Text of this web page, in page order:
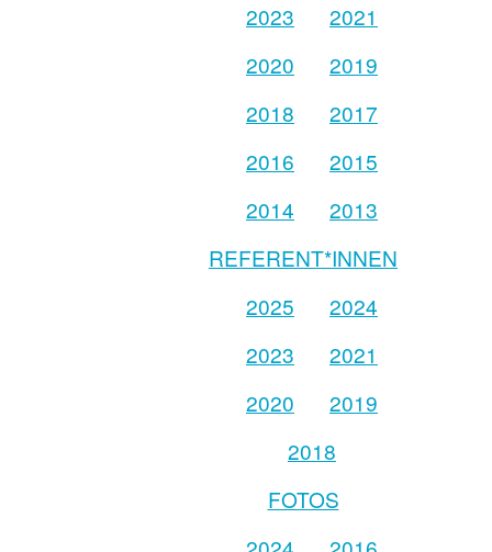
2023
2021
2020
2019
2018
2017
2016
2015
2014
2013
REFERENT*INNEN
2025
2024
2023
2021
2020
2019
2018
FOTOS